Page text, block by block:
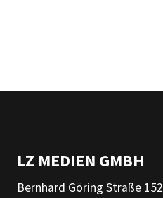
LZ MEDIEN GMBH
Bernhard Göring Straße 152